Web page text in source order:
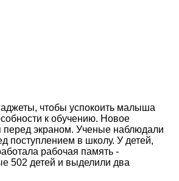
чтобы успокоить малыша
к обучению. Новое
перед экраном. Ученые наблюдали
поступлением в школу. У детей,
рабочая память -
502 детей и выделили два